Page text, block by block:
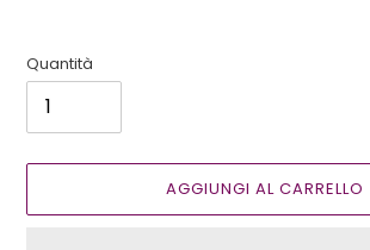
Quantità
AGGIUNGI AL CARRELLO